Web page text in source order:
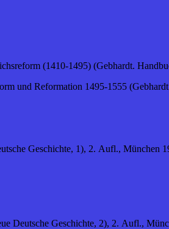
(1410-1495) (Gebhardt.
und Reformation 1495-1555
Geschichte, 1), 2. Aufl., München
Deutsche Geschichte, 2), 2. Aufl.,